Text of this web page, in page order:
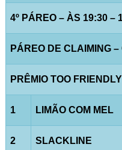
4º PÁREO – ÀS 19:30 –
PÁREO DE CLAIMING
PRÊMIO TOO FRIENDLY
1 LIMÃO COM MEL
2 SLACKLINE